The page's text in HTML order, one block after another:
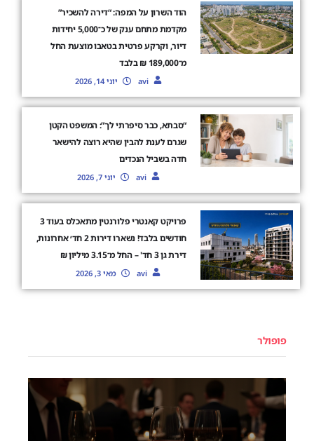
הוד השרון על המפה: “דירה להשכיר”
מקדמת מתחם ענק של כ־5,000 יחידות
דיור, וקרקע פרטית בטאבו מוצעת החל
מ־189,000 ₪ בלבד
avi יוני 14, 2026
“סבתא, כבר סיפרתי לך”: המשפט הקטן
שגרם לענת להבין שהיא רוצה להישאר
חדה בשביל הנכדים
avi יוני 7, 2026
פרויקט קאנטרי פלורנטין מתאכלס בעוד 3
חודשים בלבד! נשארו דירות 2 חד׳ אחרונות,
דירת גן 3 חד' – החל מ־3.15 מיליון ₪
avi מאי 3, 2026
פופולר
השקעות